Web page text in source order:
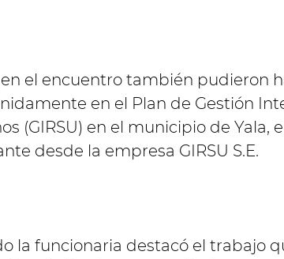
el encuentro también pudieron
en el Plan de Gestión
(GIRSU) en el municipio de Yala,
desde la empresa GIRSU S.E.
la funcionaria destacó el trabajo